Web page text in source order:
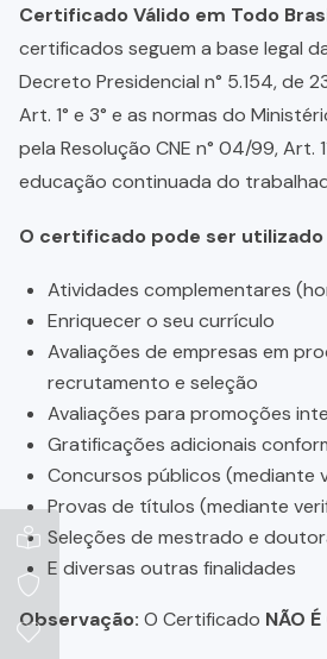
Certificado Válido em Todo
certificados seguem a base legal
Decreto Presidencial n° 5.154, de
Art. 1° e 3° e as normas do
pela Resolução CNE n° 04/99, Art.
educação continuada do
O certificado pode ser utilizado
Atividades complementares
Enriquecer o seu currículo
Avaliações de empresas em
recrutamento e seleção
Avaliações para promoções
Gratificações adicionais
Concursos públicos (mediante
Provas de títulos (mediante
Seleções de mestrado e
E diversas outras finalidades
Observação: O Certificado NÃO